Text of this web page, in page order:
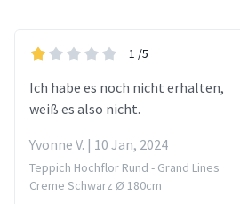
1 /5
Ich habe es noch nicht erhalten,
weiß es also nicht.
Yvonne V. | 10 Jan, 2024
Teppich Hochflor Rund - Grand Lines
Creme Schwarz Ø 180cm